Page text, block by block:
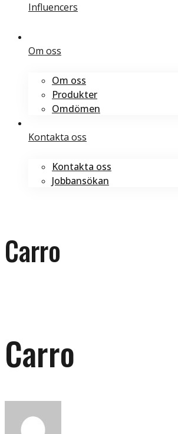
Influencers
Om oss
Om oss
Produkter
Omdömen
Kontakta oss
Kontakta oss
Jobbansökan
Carro
Carro